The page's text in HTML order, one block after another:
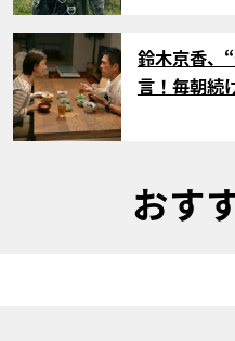
サムネイル
鈴木京香、
言！毎朝続
おす